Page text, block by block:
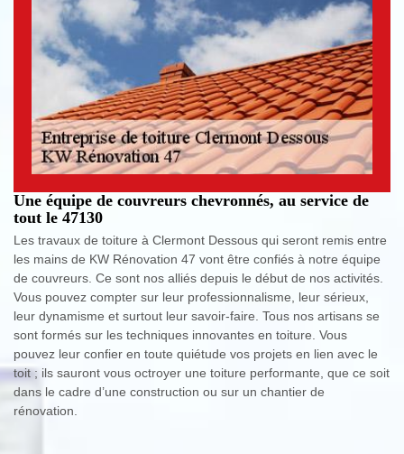
Une équipe de couvreurs chevronnés, au service de
tout le 47130
Les travaux de toiture à Clermont Dessous qui seront remis entre
les mains de KW Rénovation 47 vont être confiés à notre équipe
de couvreurs. Ce sont nos alliés depuis le début de nos activités.
Vous pouvez compter sur leur professionnalisme, leur sérieux,
leur dynamisme et surtout leur savoir-faire. Tous nos artisans se
sont formés sur les techniques innovantes en toiture. Vous
pouvez leur confier en toute quiétude vos projets en lien avec le
toit ; ils sauront vous octroyer une toiture performante, que ce soit
dans le cadre d’une construction ou sur un chantier de
rénovation.